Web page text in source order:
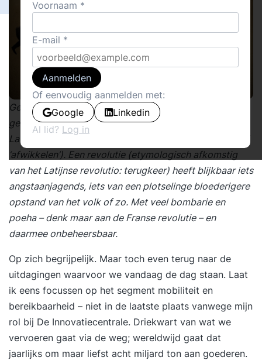
Gek dat, als we ons die vraag stellen, er bijna altijd
gekozen wordt voor een evolutie (afgeleid van het
Latijnse werkwoord evolvere: ‘zich ontrollen’ of ‘los-‘ of
‘afwikkelen’). Een revolutie (etymologisch afkomstig
van het Latijnse revolutio: terugkeer) heeft blijkbaar iets
angstaanjagends, iets van een plotselinge bloederigere
opstand van het volk of zo. Met veel bombarie en
poeha – denk maar aan de Franse revolutie – en
daarmee onbeheersbaar.
Op zich begrijpelijk. Maar toch even terug naar de
uitdagingen waarvoor we vandaag de dag staan. Laat
ik eens focussen op het segment mobiliteit en
bereikbaarheid – niet in de laatste plaats vanwege mijn
rol bij De Innovatiecentrale. Driekwart van wat we
vervoeren gaat via de weg; wereldwijd gaat dat
jaarlijks om maar liefst acht miljard ton aan goederen.
Voornaam
E-mail
Aanmelden
Of eenvoudig aanmelden met:
Google
Linkedin
Al lid? Log in